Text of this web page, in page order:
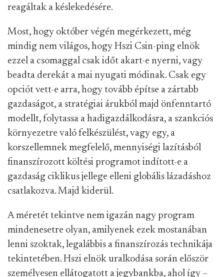
reagáltak a késlekedésére.
Most, hogy október végén megérkezett, még
mindig nem világos, hogy Hszi Csin-ping elnök
ezzel a csomaggal csak időt akart-e nyerni, vagy
beadta derekát a mai nyugati módinak. Csak egy
opciót vett-e arra, hogy tovább építse a zártabb
gazdaságot, a stratégiai árukból majd önfenntartó
modellt, folytassa a hadigazdálkodásra, a szankciós
környezetre való felkészülést, vagy egy, a
korszellemnek megfelelő, mennyiségi lazításból
finanszírozott költési programot indított-e a
gazdaság ciklikus jellege elleni globális lázadáshoz
csatlakozva. Majd kiderül.
A méretét tekintve nem igazán nagy program
mindenesetre olyan, amilyenek ezek mostanában
lenni szoktak, legalábbis a finanszírozás technikája
tekintetében. Hszi elnök uralkodása során először
személyesen ellátogatott a jegybankba, ahol így –